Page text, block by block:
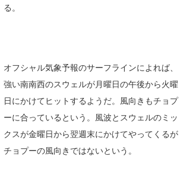
る。
オフシャル気象予報のサーフラインによれば、
強い南南西のスウェルが月曜日の午後から火曜
日にかけてヒットするようだ。風向きもチョプ
ーに合っているという。風波とスウェルのミッ
クスが金曜日から翌週末にかけてやってくるが
チョプーの風向きではないという。